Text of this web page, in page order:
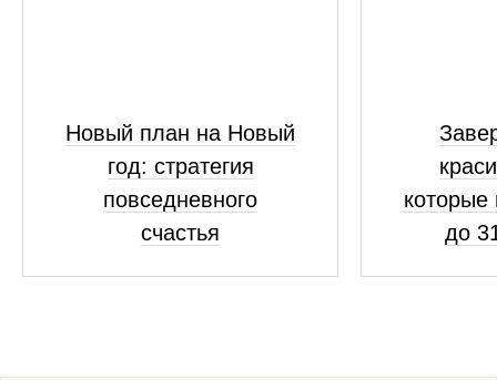
Новый план на Новый
год: стратегия
повседневного
счастья
которые
до